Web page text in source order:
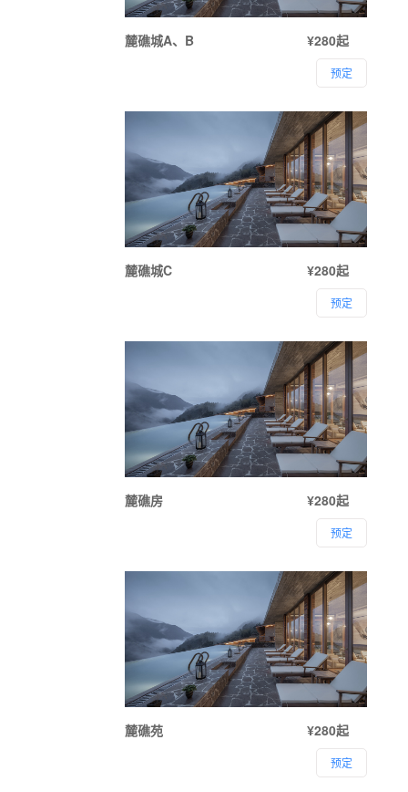
麓礁城A、B ¥280起
预定
麓礁城C ¥280起
预定
麓礁房 ¥280起
预定
麓礁苑 ¥280起
预定